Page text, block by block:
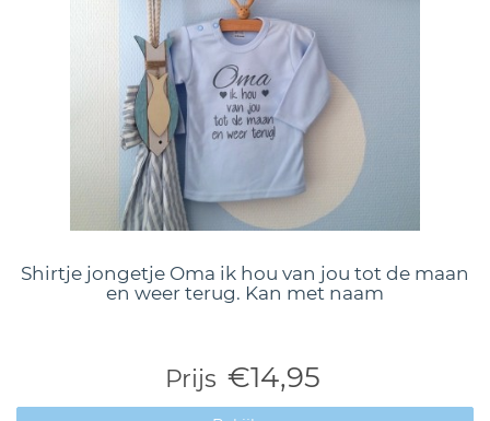
Shirtje jongetje Oma ik hou van jou tot de maan
en weer terug. Kan met naam
Prijs €14,95